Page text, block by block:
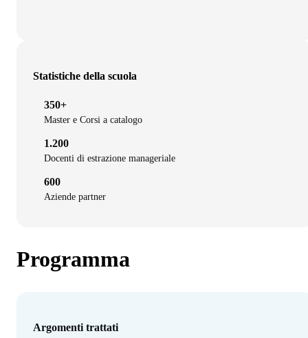
Statistiche della scuola
350+
Master e Corsi a catalogo
1.200
Docenti di estrazione manageriale
600
Aziende partner
Programma
Argomenti trattati